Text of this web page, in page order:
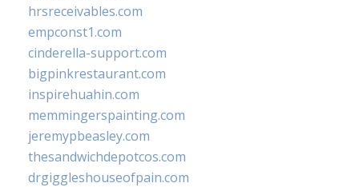
hrsreceivables.com
empconst1.com
cinderella-support.com
bigpinkrestaurant.com
inspirehuahin.com
memmingerspainting.com
jeremypbeasley.com
thesandwichdepotcos.com
drgiggleshouseofpain.com